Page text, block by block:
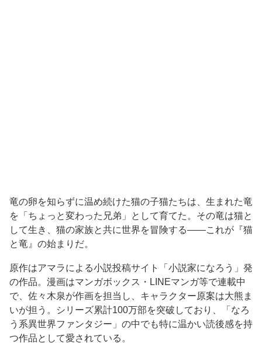
竜の卵を知らずに温め続けた猫の子猫たちは、生まれた竜
を「ちょっと変わった兄弟」として育てた。その竜は猫と
して生き、猫の家族と共に世界を冒険する——これが『猫
と竜』の始まりだ。
原作はアマラによる小説投稿サイト「小説家になろう」発
の作品。漫画はマンガボックス・LINEマンガ等で連載中
で、佐々木泉が作画を担当し、キャラクター原案は大熊ま
いが担う。シリーズ累計100万部を突破しており、「なろ
う系異世界ファンタジー」の中でも特に温かい読後感を持
つ作品として愛されている。